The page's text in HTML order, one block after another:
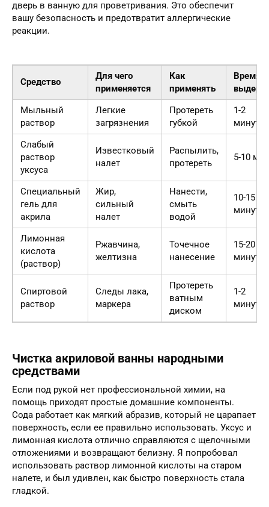
дверь в ванную для проветривания. Это обеспечит
вашу безопасность и предотвратит аллергические
реакции.
Средство
Для чего
применяется
Как
применять
Время
Мыльный
раствор
Легкие
загрязнения
Протереть
губкой
1-2
минуты
Слабый
раствор
уксуса
Известковый
налет
Распылить,
протереть
5-10
Специальный
гель для
акрила
Жир,
сильный
налет
Нанести,
смыть
водой
10-15
минут
Лимонная
кислота
(раствор)
Ржавчина,
желтизна
Точечное
нанесение
15-20
минут
Спиртовой
раствор
Следы лака,
маркера
Протереть
ватным
диском
1-2
минуты
Чистка акриловой ванны народными
средствами
Если под рукой нет профессиональной химии, на
помощь приходят простые домашние компоненты.
Сода работает как мягкий абразив, который не царапает
поверхность, если ее правильно использовать. Уксус и
лимонная кислота отлично справляются с щелочными
отложениями и возвращают белизну. Я попробовал
использовать раствор лимонной кислоты на старом
налете, и был удивлен, как быстро поверхность стала
гладкой.